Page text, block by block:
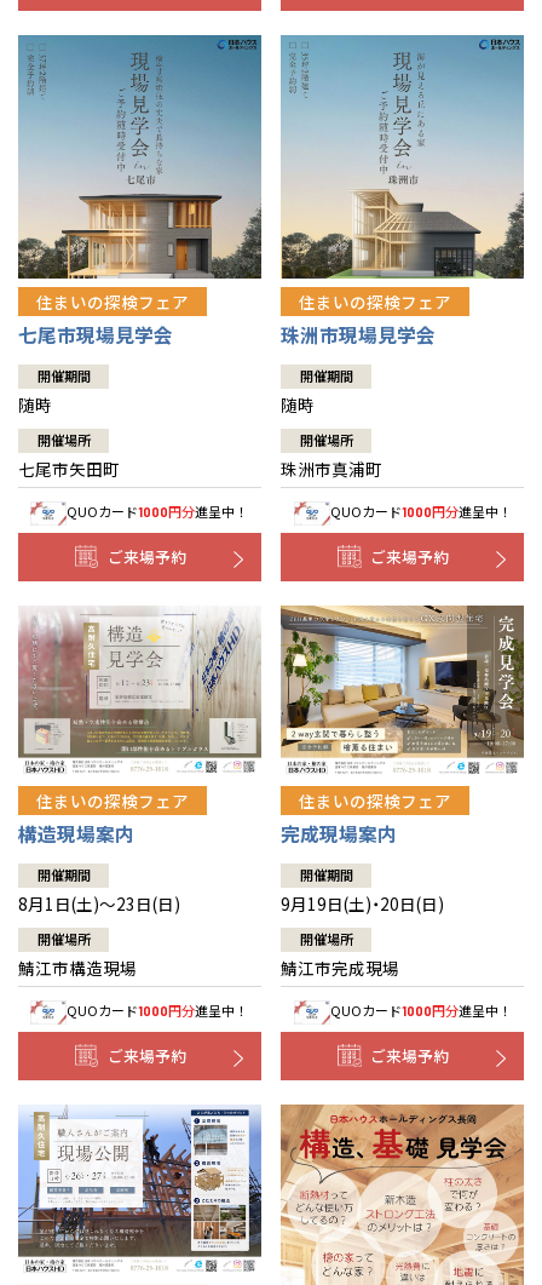
住まいの探検フェア
七尾市現場見学会
開催期間
随時
開催場所
七尾市矢田町
QUOカード1000円分進呈中！
ご来場予約
住まいの探検フェア
珠洲市現場見学会
開催期間
随時
開催場所
珠洲市真浦町
QUOカード1000円分進呈中！
ご来場予約
住まいの探検フェア
構造現場案内
開催期間
8月1日(土)～23日(日)
開催場所
鯖江市構造現場
QUOカード1000円分進呈中！
ご来場予約
住まいの探検フェア
完成現場案内
開催期間
9月19日(土)・20日(日)
開催場所
鯖江市完成現場
QUOカード1000円分進呈中！
ご来場予約